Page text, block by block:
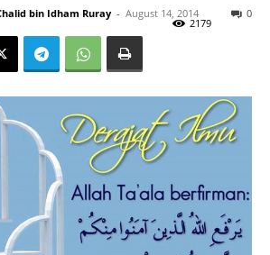
bin Idham Ruray - August 14, 2014 0
2179